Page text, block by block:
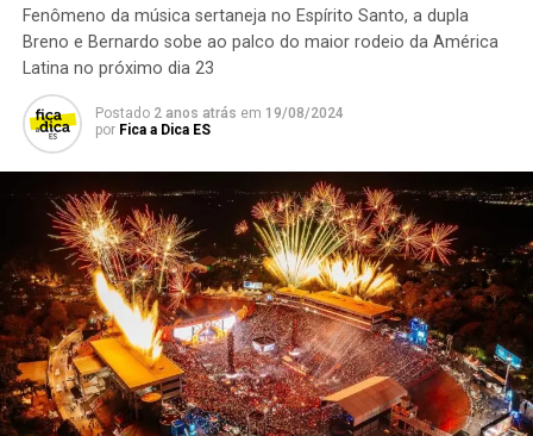
Fenômeno da música sertaneja no Espírito Santo, a dupla
Breno e Bernardo sobe ao palco do maior rodeio da América
Latina no próximo dia 23
Postado 2 anos atrás em 19/08/2024
por Fica a Dica ES